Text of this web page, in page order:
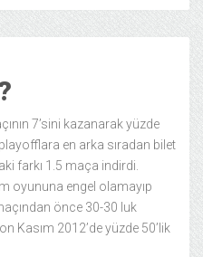
7’sini kazanarak yüzde
en arka sıradan bilet
farkı 1.5 maça indirdi.
oyununa engel olamayıp
önce 30-30 luk
Kasım 2012’de yüzde 50’lik